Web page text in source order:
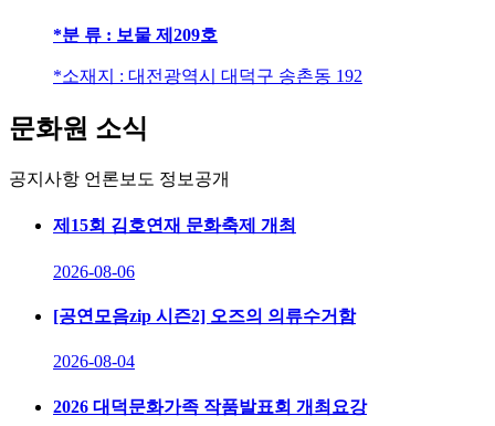
*분 류 : 보물 제209호
*소재지 : 대전광역시 대덕구 송촌동 192
문화원 소식
공지사항 언론보도 정보공개
제15회 김호연재 문화축제 개최
2026-08-06
[공연모음zip 시즌2] 오즈의 의류수거함
2026-08-04
2026 대덕문화가족 작품발표회 개최요강